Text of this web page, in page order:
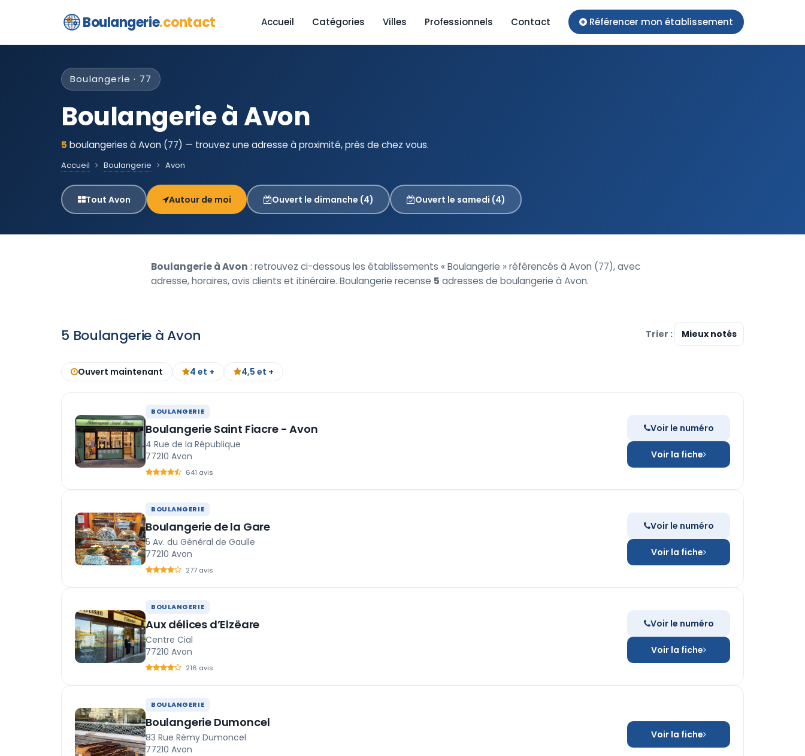
Boulangerie.contact Accueil Catégories Villes Professionnels Contact Référencer mon établissement
Boulangerie · 77
Boulangerie à Avon
5 boulangeries à Avon (77) — trouvez une adresse à proximité, près de chez vous.
Accueil Boulangerie Avon
Tout Avon Autour de moi Ouvert le dimanche (4) Ouvert le samedi (4)
Boulangerie à Avon : retrouvez ci-dessous les établissements « Boulangerie » référencés à Avon (77), avec
adresse, horaires, avis clients et itinéraire. Boulangerie recense 5 adresses de boulangerie à Avon.
5 Boulangerie à Avon Trier :
Ouvert maintenant 4 et + 4,5 et +
BOULANGERIE
Boulangerie Saint Fiacre - Avon
4 Rue de la République
77210 Avon
641 avis
Voir le numéro
Voir la fiche
BOULANGERIE
Boulangerie de la Gare
5 Av. du Général de Gaulle
77210 Avon
277 avis
Voir le numéro
Voir la fiche
BOULANGERIE
Aux délices d’Elzëare
Centre Cial
77210 Avon
216 avis
Voir le numéro
Voir la fiche
BOULANGERIE
Boulangerie Dumoncel
83 Rue Rémy Dumoncel
77210 Avon
Voir la fiche